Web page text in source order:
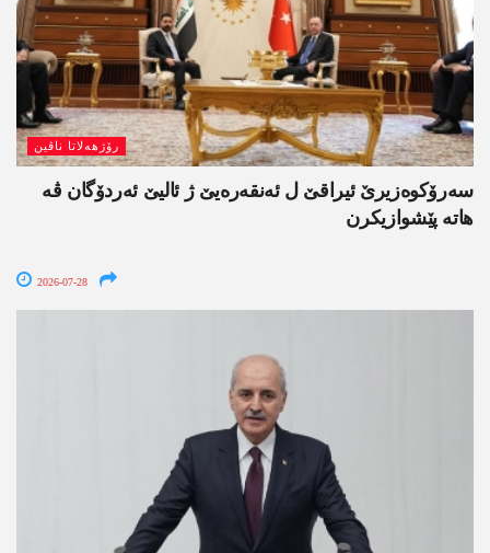
رۆژھەلاتا ناڤین
سەرۆکوەزیرێ ئیراقێ ل ئەنقەرەیێ ژ ئالیێ ئەردۆگان ڤە
ھاتە پێشوازیکرن
2026-07-28